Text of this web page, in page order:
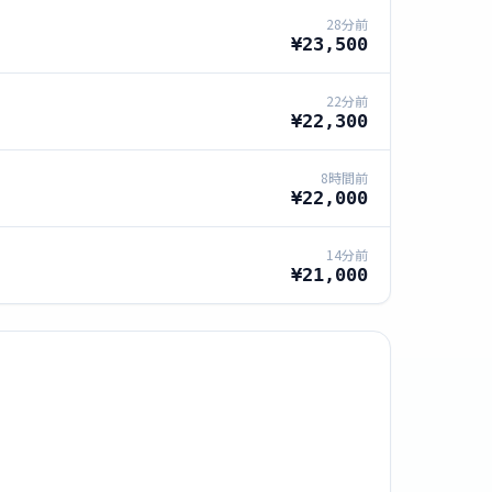
28分前
¥23,500
22分前
¥22,300
8時間前
¥22,000
14分前
¥21,000